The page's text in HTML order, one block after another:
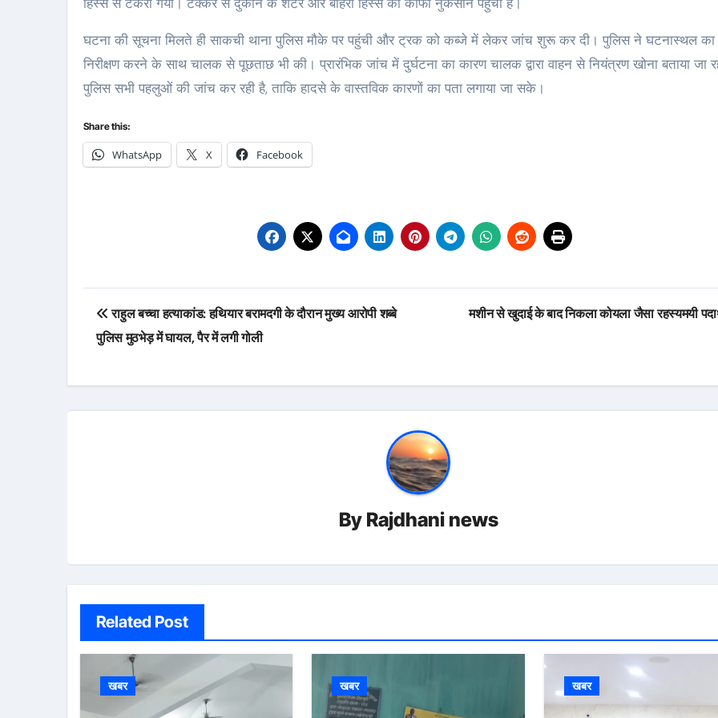
घटना की सूचना मिलते ही साकची थाना पुलिस मौके पर पहुंची और ट्रक को कब्जे में लेकर जांच शुरू कर दी। पुलिस ने घटनास्थल का
निरीक्षण करने के साथ चालक से पूछताछ भी की। प्रारंभिक जांच में दुर्घटना का कारण चालक द्वारा वाहन से नियंत्रण खोना बताया जा
पुलिस सभी पहलुओं की जांच कर रही है, ताकि हादसे के वास्तविक कारणों का पता लगाया जा सके।
Share this:
WhatsApp X Facebook
Post
navigation
राहुल बच्चा हत्याकांड: हथियार बरामदगी के दौरान मुख्य आरोपी शब्बे
पुलिस मुठभेड़ में घायल, पैर में लगी गोली
मशीन से खुदाई के बाद निकला कोयला जैसा रहस्यमयी
By Rajdhani news
Related Post
खबर खबर खबर